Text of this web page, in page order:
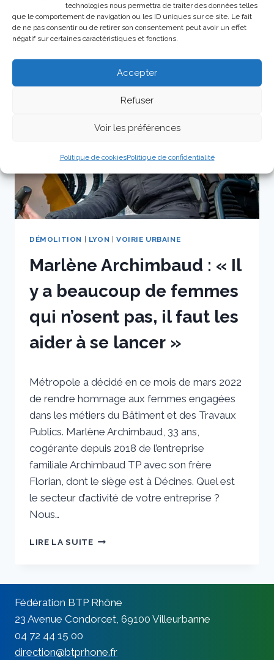
technologies nous permettra de traiter des données telles
que le comportement de navigation ou les ID uniques sur ce site. Le fait
de ne pas consentir ou de retirer son consentement peut avoir un effet
négatif sur certaines caractéristiques et fonctions.
Accepter
Refuser
Voir les préférences
Politique de cookiesPolitique de confidentialité
LIRE LA SUITEAURÉLIE
MARTIN-
JARRY :
« LE
GROUPE
ROCHE
ÉTÉ
MAISON »
DÉMOLITION | LYON | VOIRIE URBAINE
Marlène Archimbaud : « Il
y a beaucoup de femmes
qui n’osent pas, il faut les
aider à se lancer »
sstradiotto
Métropole a décidé en ce mois de mars 2022
de rendre hommage aux femmes engagées
dans les métiers du Bâtiment et des Travaux
Publics. Marlène Archimbaud, 33 ans,
cogérante depuis 2018 de l’entreprise
familiale Archimbaud TP avec son frère
Florian, dont le siège est à Décines. Quel est
le secteur d’activité de votre entreprise ?
Nous…
LIRE LA SUITEMARLÈNE
BEAUCOUP
DE
N’OSENT
Fédération BTP Rhône
23 Avenue Condorcet, 69100 Villeurbanne
04 72 44 15 00
direction@btprhone.fr